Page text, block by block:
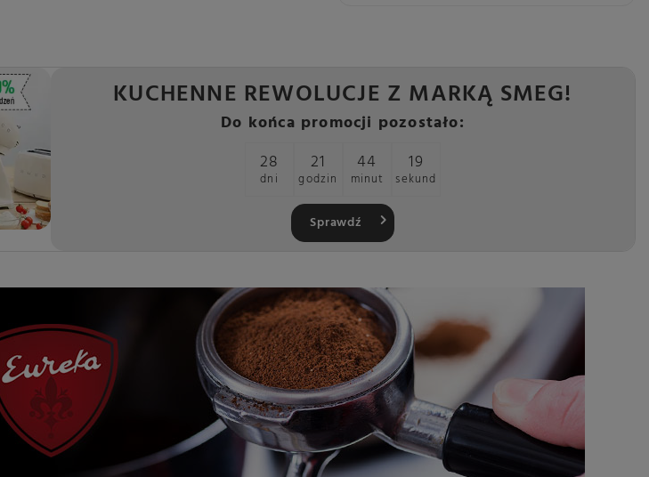
KUCHENNE REWOLUCJE Z MARKĄ SMEG!
Do końca promocji pozostało:
28
dni
21
godzin
44
minut
18
sekund
Sprawdź